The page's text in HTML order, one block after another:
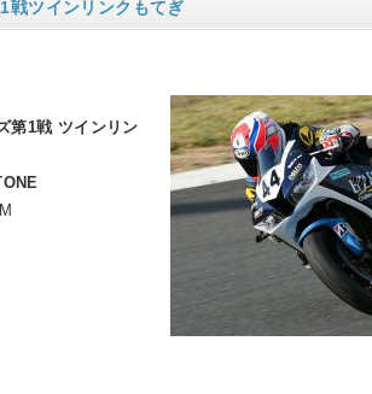
戦ツインリンクもてぎ
第1戦 ツインリン